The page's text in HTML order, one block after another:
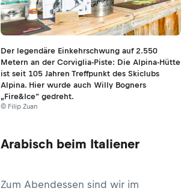
Der legendäre Einkehrschwung auf 2.550
Metern an der Corviglia-Piste: Die Alpina-Hütte
ist seit 105 Jahren Treffpunkt des Skiclubs
Alpina. Hier wurde auch Willy Bogners
„Fire&Ice“ gedreht.
© Filip Zuan
Arabisch beim Italiener
Zum Abendessen sind wir im